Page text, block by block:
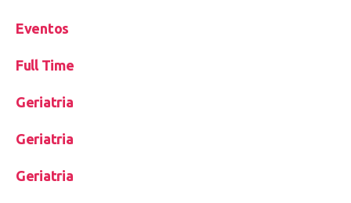
Eventos
Full Time
Geriatria
Geriatria
Geriatria